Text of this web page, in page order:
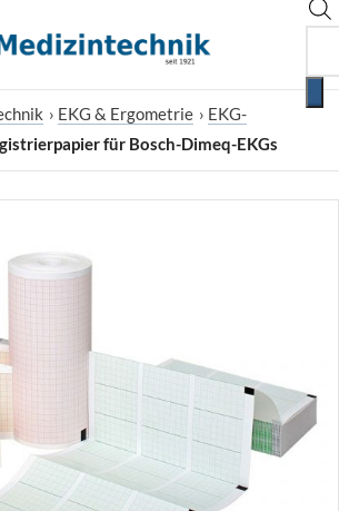
› EKG & Ergometrie › EKG-
für Bosch-Dimeq-EKGs